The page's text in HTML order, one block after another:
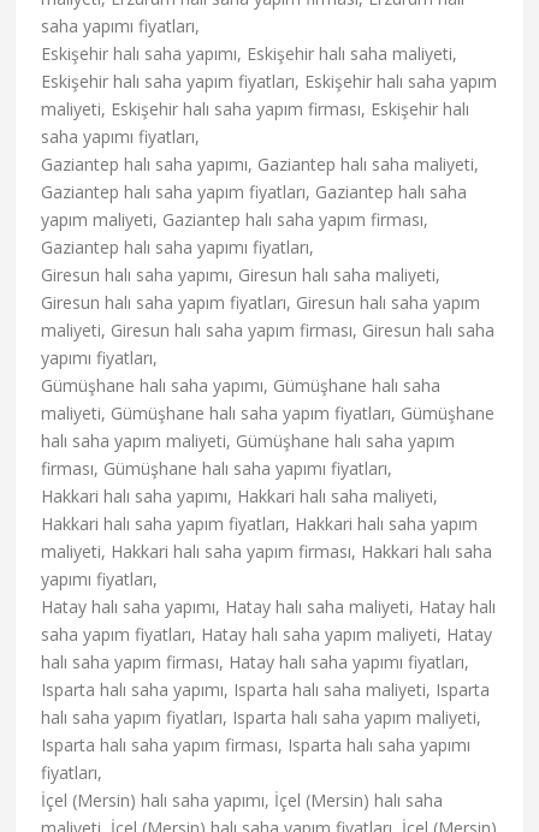
saha yapımı fiyatları,
Eskişehir halı saha yapımı, Eskişehir halı saha maliyeti,
Eskişehir halı saha yapım fiyatları, Eskişehir halı saha yapım
maliyeti, Eskişehir halı saha yapım firması, Eskişehir halı
saha yapımı fiyatları,
Gaziantep halı saha yapımı, Gaziantep halı saha maliyeti,
Gaziantep halı saha yapım fiyatları, Gaziantep halı saha
yapım maliyeti, Gaziantep halı saha yapım firması,
Gaziantep halı saha yapımı fiyatları,
Giresun halı saha yapımı, Giresun halı saha maliyeti,
Giresun halı saha yapım fiyatları, Giresun halı saha yapım
maliyeti, Giresun halı saha yapım firması, Giresun halı saha
yapımı fiyatları,
Gümüşhane halı saha yapımı, Gümüşhane halı saha
maliyeti, Gümüşhane halı saha yapım fiyatları, Gümüşhane
halı saha yapım maliyeti, Gümüşhane halı saha yapım
firması, Gümüşhane halı saha yapımı fiyatları,
Hakkari halı saha yapımı, Hakkari halı saha maliyeti,
Hakkari halı saha yapım fiyatları, Hakkari halı saha yapım
maliyeti, Hakkari halı saha yapım firması, Hakkari halı saha
yapımı fiyatları,
Hatay halı saha yapımı, Hatay halı saha maliyeti, Hatay halı
saha yapım fiyatları, Hatay halı saha yapım maliyeti, Hatay
halı saha yapım firması, Hatay halı saha yapımı fiyatları,
Isparta halı saha yapımı, Isparta halı saha maliyeti, Isparta
halı saha yapım fiyatları, Isparta halı saha yapım maliyeti,
Isparta halı saha yapım firması, Isparta halı saha yapımı
fiyatları,
İçel (Mersin) halı saha yapımı, İçel (Mersin) halı saha